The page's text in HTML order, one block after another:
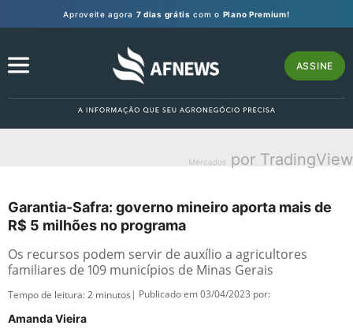
Aproveite agora 7 dias grátis com o Plano Premium!
ASSINE
Mercados por TradingView
Garantia-Safra: governo mineiro aporta mais de
R$ 5 milhões no programa
Os recursos podem servir de auxílio a agricultores
familiares de 109 municípios de Minas Gerais
Tempo de leitura:2 minutos | Publicado em 03/04/2023 por:
Amanda Vieira